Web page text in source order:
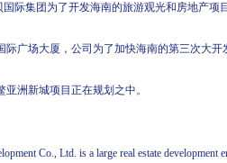
际集团为了开发海南的旅游观光和房地产项
广场大厦，公司为了加快海南的第三次大开
洲新城项目正在规划之中。
Co., Ltd. is a large real estate development